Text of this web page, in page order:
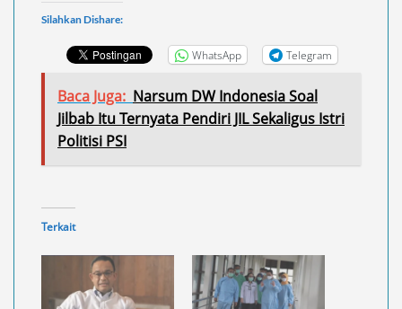
Silahkan Dishare:
WhatsApp Telegram
Baca Juga: Narsum DW Indonesia Soal
Jilbab Itu Ternyata Pendiri JIL Sekaligus Istri
Politisi PSI
Terkait